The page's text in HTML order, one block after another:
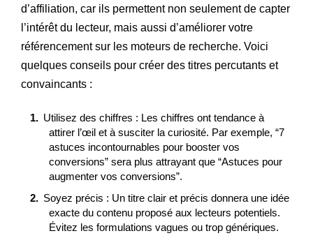
d’affiliation, car ils permettent non seulement de capter
l’intérêt du lecteur, mais aussi d’améliorer votre
référencement sur les moteurs de recherche. Voici
quelques conseils pour créer des titres percutants et
convaincants :
Utilisez des chiffres : Les chiffres ont tendance à
attirer l’œil et à susciter la curiosité. Par exemple, “7
astuces incontournables pour booster vos
conversions” sera plus attrayant que “Astuces pour
augmenter vos conversions”.
Soyez précis : Un titre clair et précis donnera une idée
exacte du contenu proposé aux lecteurs potentiels.
Évitez les formulations vagues ou trop génériques.